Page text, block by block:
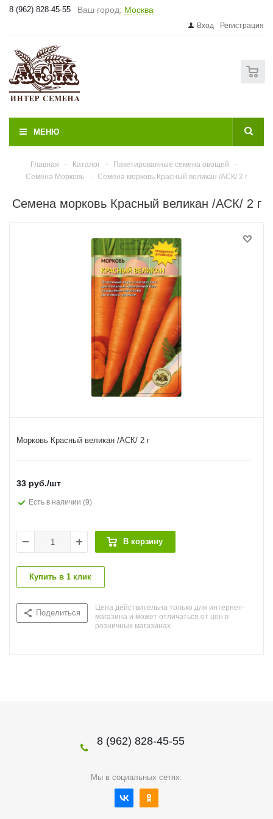
8 (962) 828-45-55 Ваш город: Москва
Вход Регистрация
МЕНЮ
Главная - Каталог - Пакетированные семена овощей
-
Семена Морковь
- Семена морковь Красный великан /АСК/ 2 г
Семена морковь Красный великан /АСК/ 2 г
Морковь Красный великан /АСК/ 2 г
33 руб./шт
Есть в наличии (9)
В корзину
Купить в 1 клик
Поделиться
Цена действительна только для интернет-
магазина и может отличаться от цен в
розничных магазинах
8 (962) 828-45-55
Мы в социальных сетях: